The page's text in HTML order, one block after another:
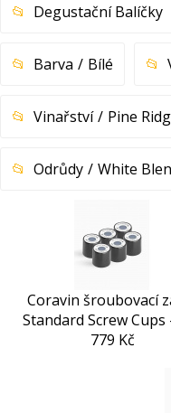
Degustační Balíčky
Barva Bílé
Vinařství Pine
Odrůdy White
Coravin šroubovací
Standard Screw Cups
779 Kč